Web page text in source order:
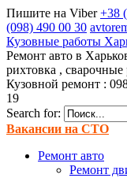
Пишите на Viber+38
(098) 490 00 30
Кузовные работы
Ремонт авто в
рихтовка , сварочные
Кузовной ремонт :
19
Search for:
Вакансии на СТО
Ремонт авто
Ремонт